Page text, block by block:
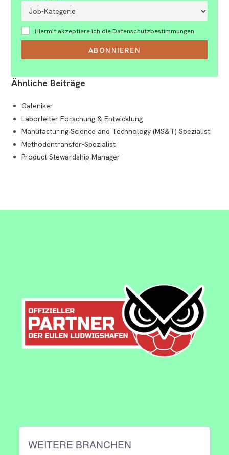
Hiermit akzeptiere ich die Datenschutzbestimmungen
Ähnliche Beiträge
Galeniker
Laborleiter Forschung & Entwicklung
Manufacturing Science and Technology (MS&T) Spezialist
Methodentransfer-Spezialist
Product Stewardship Manager
WEITERE BRANCHEN